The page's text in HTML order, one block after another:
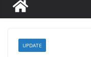
UPDATE